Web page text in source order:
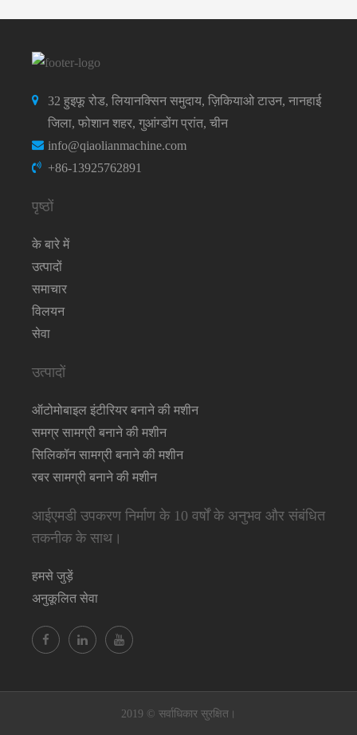
32 हुइफू रोड, लियानक्सिन समुदाय, ज़िकियाओ टाउन, नानहाई
जिला, फोशान शहर, गुआंग्डोंग प्रांत, चीन
info@qiaolianmachine.com
+86-13925762891
पृष्ठों
के बारे में
उत्पादों
समाचार
विलयन
सेवा
उत्पादों
ऑटोमोबाइल इंटीरियर बनाने की मशीन
समग्र सामग्री बनाने की मशीन
सिलिकॉन सामग्री बनाने की मशीन
रबर सामग्री बनाने की मशीन
आईएमडी उपकरण निर्माण के 10 वर्षों के अनुभव और संबंधित
तकनीक के साथ।
हमसे जुड़ें
अनुकूलित सेवा
2019 © सर्वाधिकार सुरक्षित।